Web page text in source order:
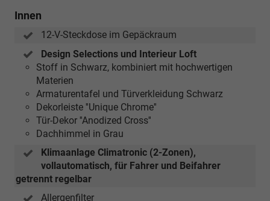
Innen
12-V-Steckdose im Gepäckraum
Design Selections und Interieur Loft
Stoff in Schwarz, kombiniert mit hochwertigen
Materien
Armaturentafel und Türverkleidung Schwarz
Dekorleiste ''Unique Chrome''
Tür-Dekor ''Anodized Cross''
Dachhimmel in Grau
Klimaanlage Climatronic (2-Zonen),
vollautomatisch, für Fahrer und Beifahrer
getrennt regelbar
Allergenfilter